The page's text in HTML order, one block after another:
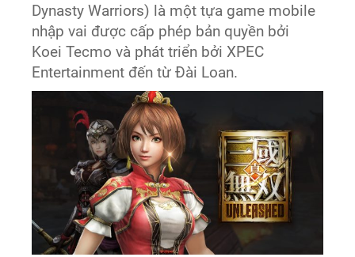
Dynasty Warriors) là một tựa game mobile
nhập vai được cấp phép bản quyền bởi
Koei Tecmo và phát triển bởi XPEC
Entertainment đến từ Đài Loan.